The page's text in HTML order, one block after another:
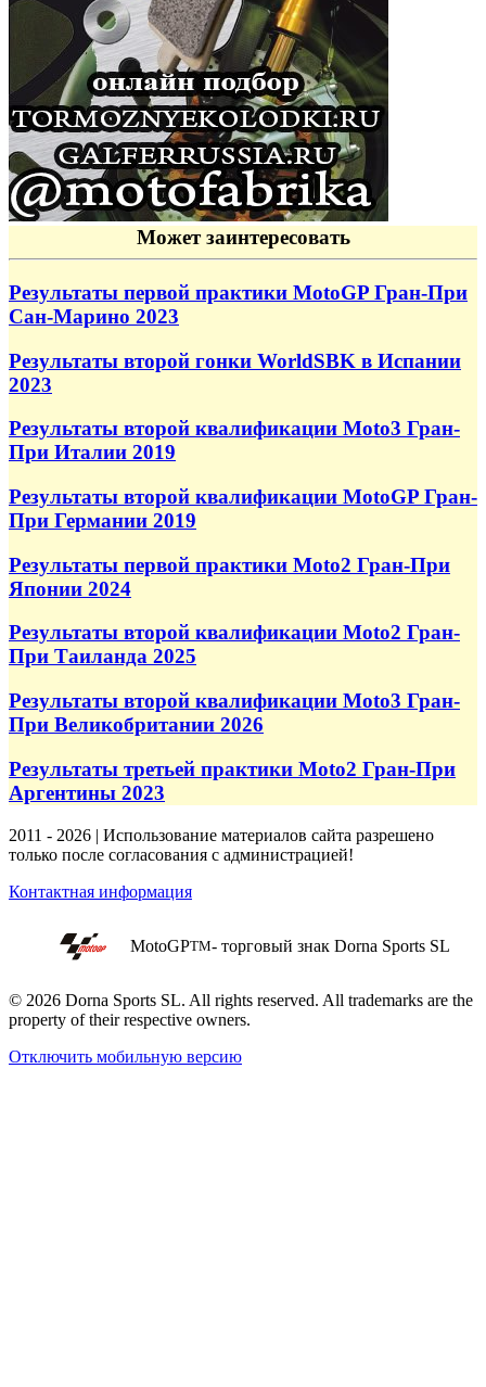
Может заинтересовать
Результаты первой практики MotoGP Гран-При
Сан-Марино 2023
Результаты второй гонки WorldSBK в Испании
2023
Результаты второй квалификации Moto3 Гран-
При Италии 2019
Результаты второй квалификации MotoGP Гран-
При Германии 2019
Результаты первой практики Moto2 Гран-При
Японии 2024
Результаты второй квалификации Moto2 Гран-
При Таиланда 2025
Результаты второй квалификации Moto3 Гран-
При Великобритании 2026
Результаты третьей практики Moto2 Гран-При
Аргентины 2023
2011 - 2026 | Использование материалов сайта разрешено
только после согласования с администрацией!
Контактная информация
MotoGPTM- торговый знак Dorna Sports SL
© 2026 Dorna Sports SL. All rights reserved. All trademarks are the
property of their respective owners.
Отключить мобильную версию